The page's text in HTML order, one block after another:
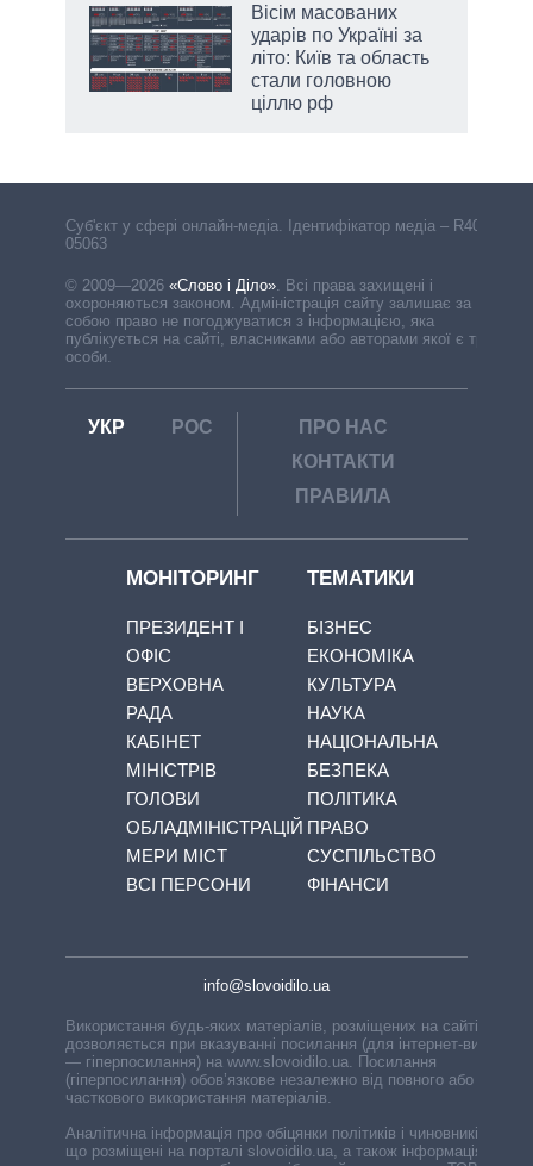
Вісім масованих
ударів по Україні за
літо: Київ та область
стали головною
ціллю рф
Cуб'єкт у сфері онлайн-медіа. Ідентифікатор медіа – R40-
05063
© 2009—2026 «Слово і Діло» Всі права захищені і
охороняються законом. Адміністрація сайту залишає за
собою право не погоджуватися з інформацією, яка
публікується на сайті, власниками або авторами якої є треті
особи.
УКР РОС
ПРО НАС
КОНТАКТИ
ПРАВИЛА
МОНІТОРИНГ
ПРЕЗИДЕНТ І
ОФІС
ВЕРХОВНА
РАДА
КАБІНЕТ
МІНІСТРІВ
ГОЛОВИ
ОБЛАДМІНІСТРАЦІЙ
МЕРИ МІСТ
ВСІ ПЕРСОНИ
ТЕМАТИКИ
БІЗНЕС
ЕКОНОМІКА
КУЛЬТУРА
НАУКА
НАЦІОНАЛЬНА
БЕЗПЕКА
ПОЛІТИКА
ПРАВО
СУСПІЛЬСТВО
ФІНАНСИ
info@slovoidilo.ua
Використання будь-яких матеріалів, розміщених на сайті,
дозволяється при вказуванні посилання (для інтернет-видань
— гіперпосилання) на www.slovoidilo.ua. Посилання
(гіперпосилання) обов’язкове незалежно від повного або
часткового використання матеріалів.
Аналітична інформація про обіцянки політиків і чиновників,
що розміщені на порталі slovoidilo.ua, а також інформація про